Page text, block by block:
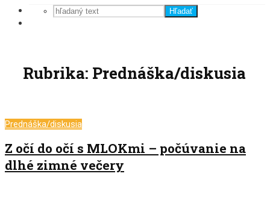
Hľadať
Rubrika: Prednáška/diskusia
Prednáška/diskusia
Z očí do očí s MLOKmi – počúvanie na
dlhé zimné večery